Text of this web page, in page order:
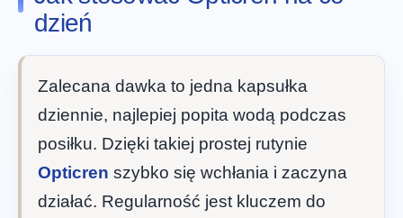
dzień
Zalecana dawka to jedna kapsułka
dziennie, najlepiej popita wodą podczas
posiłku. Dzięki takiej prostej rutynie
Opticren szybko się wchłania i zaczyna
działać. Regularność jest kluczem do